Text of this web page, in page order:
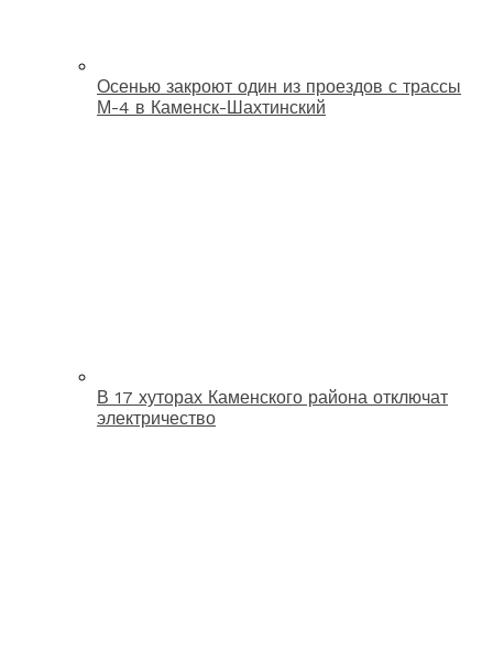
Осенью закроют один из проездов с трассы
М-4 в Каменск-Шахтинский
В 17 хуторах Каменского района отключат
электричество